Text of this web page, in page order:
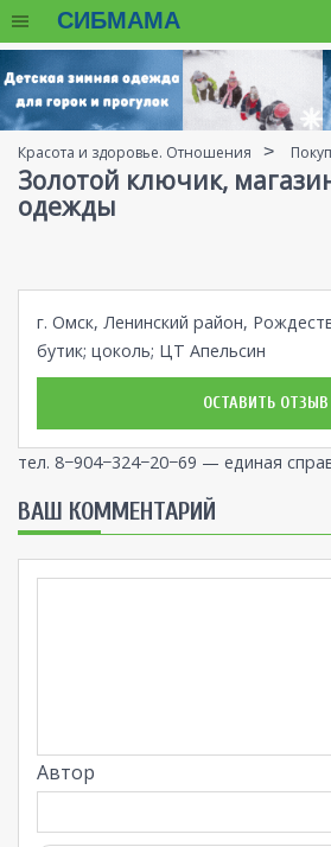
СИБМАМА
Красота и здоровье. Отношения
Золотой ключик,
одежды
г. Омск, Ленинский район,
бутик; цоколь; ЦТ Апельсин
ОСТАВИТЬ ОТЗЫВ
тел. 8−904−324−20−69 — единая
ВАШ КОММЕНТАРИЙ
Автор